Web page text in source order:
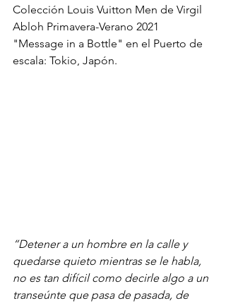
Colección Louis Vuitton Men de Virgil
Abloh Primavera-Verano 2021
"Message in a Bottle" en el Puerto de
escala: Tokio, Japón.
“Detener a un hombre en la calle y
quedarse quieto mientras se le habla,
no es tan difícil como decirle algo a un
transeúnte que pasa de pasada, de